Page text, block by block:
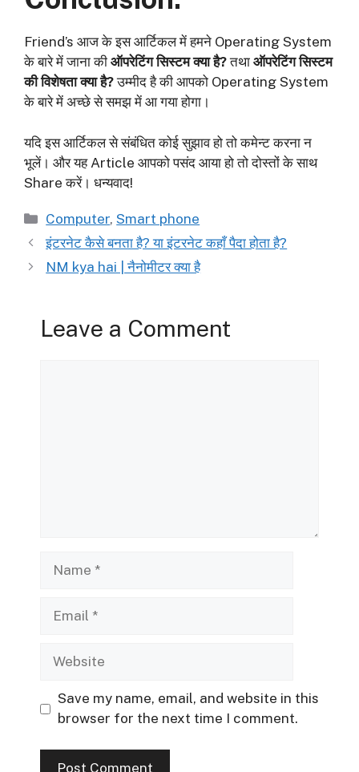
Friend’s आज के इस आर्टिकल में हमने Operating System
के बारे में जाना की ऑपरेटिंग सिस्टम क्या है?तथा ऑपरेटिंग सिस्टम
की विशेषता क्या है?उम्मीद है की आपको Operating System
के बारे में अच्छे से समझ में आ गया होगा।
यदि इस आर्टिकल से संबंधित कोई सुझाव हो तो कमेन्ट करना न
भूलें। और यह Article आपको पसंद आया हो तो दोस्तों के साथ
Share करें। धन्यवाद!
Categories
Computer,Smart phone
इंटरनेट कैसे बनता है? या इंटरनेट कहाँ पैदा होता है?
NM kya hai | नैनोमीटर क्या है
Leave a Comment
Website
Save my name, email, and website in this
browser for the next time I comment.